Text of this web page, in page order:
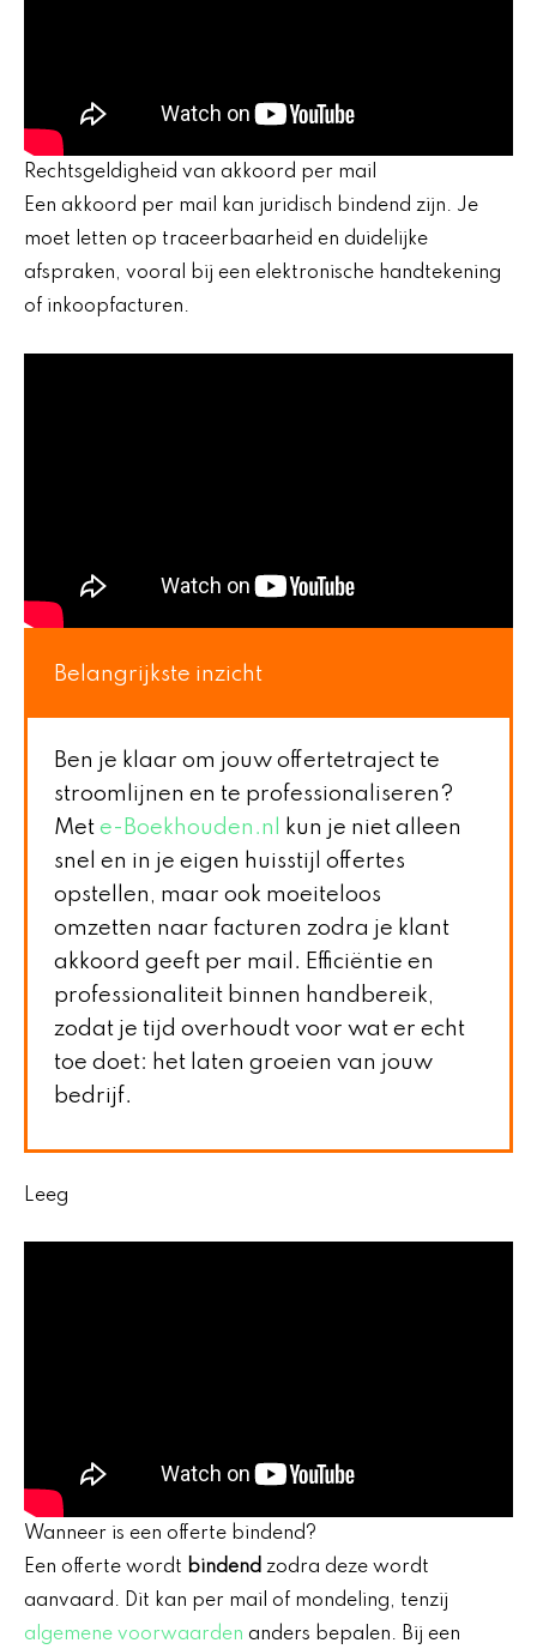
Rechtsgeldigheid van akkoord per mail
Een akkoord per mail kan juridisch bindend zijn. Je
moet letten op traceerbaarheid en duidelijke
afspraken, vooral bij een elektronische handtekening
of inkoopfacturen.
Belangrijkste inzicht
Ben je klaar om jouw offertetraject te
stroomlijnen en te professionaliseren?
Met e-Boekhouden.nl
kun je niet alleen
snel en in je eigen huisstijl offertes
opstellen, maar ook moeiteloos
omzetten naar facturen zodra je klant
akkoord geeft per mail. Efficiëntie en
professionaliteit binnen handbereik,
zodat je tijd overhoudt voor wat er echt
toe doet: het laten groeien van jouw
bedrijf.
Leeg
Wanneer is een offerte bindend?
Een offerte wordt bindend zodra deze wordt
aanvaard. Dit kan per mail of mondeling, tenzij
algemene voorwaarden anders bepalen. Bij een